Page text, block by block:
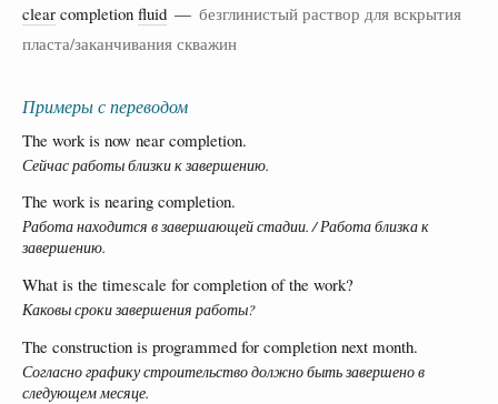
clear completion fluid — безглинистый раствор для вскрытия
пласта/заканчивания скважин
Примеры с переводом
The work is now near completion.
Сейчас работы близки к завершению.
The work is nearing completion.
Работа находится в завершающей стадии. / Работа близка к
завершению.
What is the timescale for completion of the work?
Каковы сроки завершения работы?
The construction is programmed for completion next month.
Согласно графику строительство должно быть завершено в
следующем месяце.